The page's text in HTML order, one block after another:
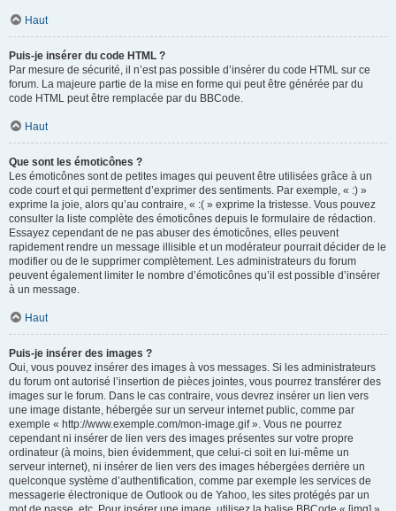
Haut
Puis-je insérer du code HTML ?
Par mesure de sécurité, il n’est pas possible d’insérer du code HTML sur ce
forum. La majeure partie de la mise en forme qui peut être générée par du
code HTML peut être remplacée par du BBCode.
Haut
Que sont les émoticônes ?
Les émoticônes sont de petites images qui peuvent être utilisées grâce à un
code court et qui permettent d’exprimer des sentiments. Par exemple, « :) »
exprime la joie, alors qu’au contraire, « :( » exprime la tristesse. Vous pouvez
consulter la liste complète des émoticônes depuis le formulaire de rédaction.
Essayez cependant de ne pas abuser des émoticônes, elles peuvent
rapidement rendre un message illisible et un modérateur pourrait décider de le
modifier ou de le supprimer complètement. Les administrateurs du forum
peuvent également limiter le nombre d’émoticônes qu’il est possible d’insérer
à un message.
Haut
Puis-je insérer des images ?
Oui, vous pouvez insérer des images à vos messages. Si les administrateurs
du forum ont autorisé l’insertion de pièces jointes, vous pourrez transférer des
images sur le forum. Dans le cas contraire, vous devrez insérer un lien vers
une image distante, hébergée sur un serveur internet public, comme par
exemple « http://www.exemple.com/mon-image.gif ». Vous ne pourrez
cependant ni insérer de lien vers des images présentes sur votre propre
ordinateur (à moins, bien évidemment, que celui-ci soit en lui-même un
serveur internet), ni insérer de lien vers des images hébergées derrière un
quelconque système d’authentification, comme par exemple les services de
messagerie électronique de Outlook ou de Yahoo, les sites protégés par un